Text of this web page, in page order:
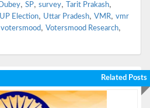
, SP, survey, Tarit Prakash,
UP Election, Uttar Pradesh, VMR, vmr
votersmood, Votersmood Research,
Related Posts